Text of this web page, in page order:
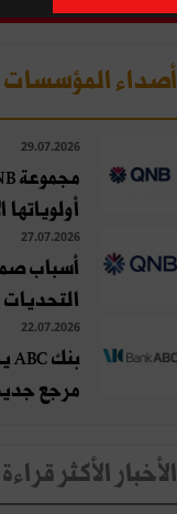
أصداء المؤسسات
29.07.2026
أولوياتها
27.07.2026
أسباب
التحديات
22.07.2026
مرجع
الأخبار الأكثر قراءة